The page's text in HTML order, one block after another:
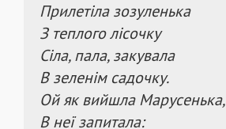
Прилетіла зозуленька
З теплого лісочку
Сіла, пала, закувала
В зеленім садочку.
Ой як вийшла Марусенька,
В неї запитала: